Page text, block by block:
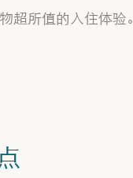
超所值的入住体验。